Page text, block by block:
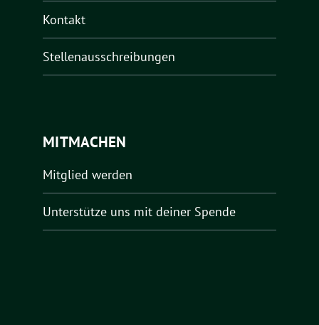
Kontakt
Stellenausschreibungen
MITMACHEN
Mitglied werden
Unterstütze uns mit deiner Spende